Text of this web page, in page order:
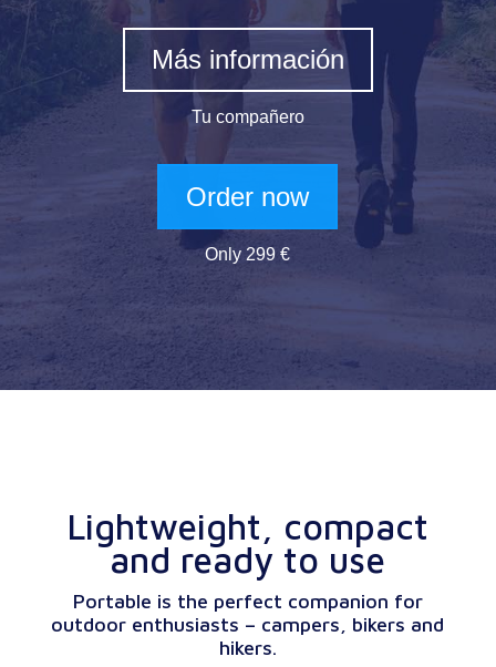
Más información
Tu compañero
Order now
Only 299 €
Lightweight, compact
and ready to use
Portable is the perfect companion for
outdoor enthusiasts – campers, bikers and
hikers.